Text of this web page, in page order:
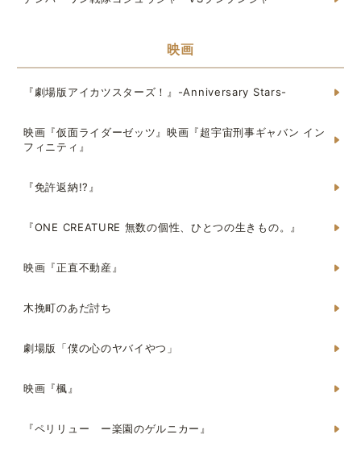
映画
『劇場版アイカツスターズ！』-Anniversary Stars-
映画『仮面ライダーゼッツ』映画『超宇宙刑事ギャバン イン
フィニティ』
『免許返納!?』
『ONE CREATURE 無数の個性、ひとつの生きもの。』
映画『正直不動産』
木挽町のあだ討ち
劇場版「僕の心のヤバイやつ」
映画『楓』
『ペリリュー ー楽園のゲルニカー』